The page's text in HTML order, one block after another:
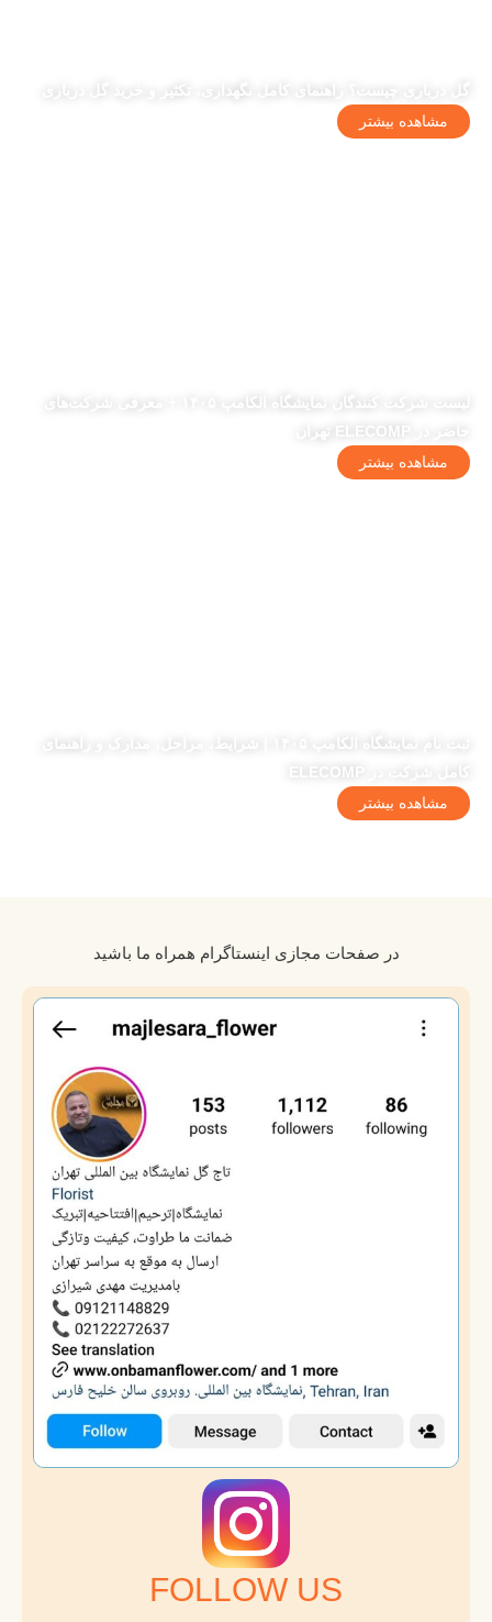
گل درباری چیست؟ راهنمای کامل نگهداری، تکثیر و خرید گل درباری
مشاهده بیشتر
لیست شرکت کنندگان نمایشگاه الکامپ ۱۴۰۵ + معرفی شرکت‌های
مشاهده بیشتر
ثبت نام نمایشگاه الکامپ ۱۴۰۵ | شرایط، مراحل، مدارک و راهنمای
مشاهده بیشتر
در صفحات مجازی اینستاگرام همراه ما باشید
FOLLOW US